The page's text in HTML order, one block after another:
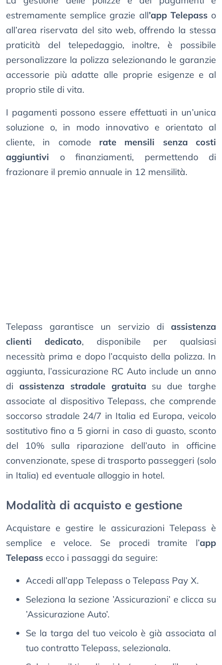
estremamente semplice grazie all’app Telepasso
all’area riservata del sito web, offrendo la stessa
praticità del telepedaggio, inoltre, è possibile
personalizzare la polizza selezionando le garanzie
accessorie più adatte alle proprie esigenze e al
proprio stile di vita.
I pagamenti possono essere effettuati in un’unica
soluzione o, in modo innovativo e orientato al
cliente, in comode rate mensili senza costi
aggiuntivi o finanziamenti, permettendo di
frazionare il premio annuale in 12 mensilità.
Telepass garantisce un servizio di assistenza
clienti dedicato, disponibile per qualsiasi
necessità prima e dopo l’acquisto della polizza. In
aggiunta, l’assicurazione RC Auto include un anno
di assistenza stradale gratuita su due targhe
associate al dispositivo Telepass, che comprende
soccorso stradale 24/7 in Italia ed Europa, veicolo
sostitutivo fino a 5 giorni in caso di guasto, sconto
del 10% sulla riparazione dell’auto in officine
convenzionate, spese di trasporto passeggeri (solo
in Italia) ed eventuale alloggio in hotel.
Modalità di acquisto e gestione
Acquistare e gestire le assicurazioni Telepass è
semplice e veloce. Se procedi tramite l’app
Telepass ecco i passaggi da seguire:
Accedi all’app Telepass o Telepass Pay X.
Seleziona la sezione ’Assicurazioni’ e clicca su
’Assicurazione Auto’.
Se la targa del tuo veicolo è già associata al
tuo contratto Telepass, selezionala.